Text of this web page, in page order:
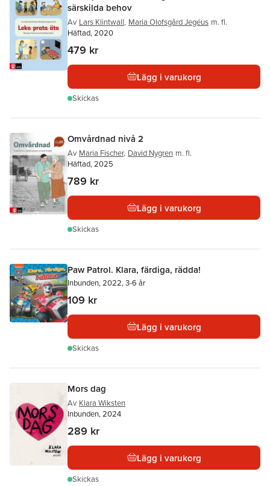
särskilda behov
Av Lars Klintwall, Maria Olofsgård Jegéus m. fl.
Häftad, 2020
479 kr
Lägg i varukorg
Skickas
Omvårdnad nivå 2
Av Maria Fischer, David Nygren m. fl.
Häftad, 2025
789 kr
Lägg i varukorg
Skickas
Paw Patrol. Klara, färdiga, rädda!
Inbunden, 2022, 3-6 år
109 kr
Lägg i varukorg
Skickas
Mors dag
Av Klara Wiksten
Inbunden, 2024
289 kr
Lägg i varukorg
Skickas